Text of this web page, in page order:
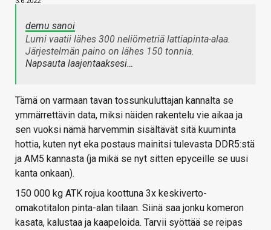
demu sanoi
Lumi vaatii lähes 300 neliömetriä lattiapinta-alaa.
Järjestelmän paino on lähes 150 tonnia.
Napsauta laajentaaksesi…
Tämä on varmaan tavan tossunkuluttajan kannalta se
ymmärrettävin data, miksi näiden rakentelu vie aikaa ja
sen vuoksi nämä harvemmin sisältävät sitä kuuminta
hottia, kuten nyt eka postaus mainitsi tulevasta DDR5:stä
ja AM5 kannasta (ja mikä se nyt sitten epyceille se uusi
kanta onkaan).
150 000 kg ATK rojua koottuna 3x keskiverto-
omakotitalon pinta-alan tilaan. Siinä saa jonku komeron
kasata, kalustaa ja kaapeloida. Tarvii syöttää se reipas